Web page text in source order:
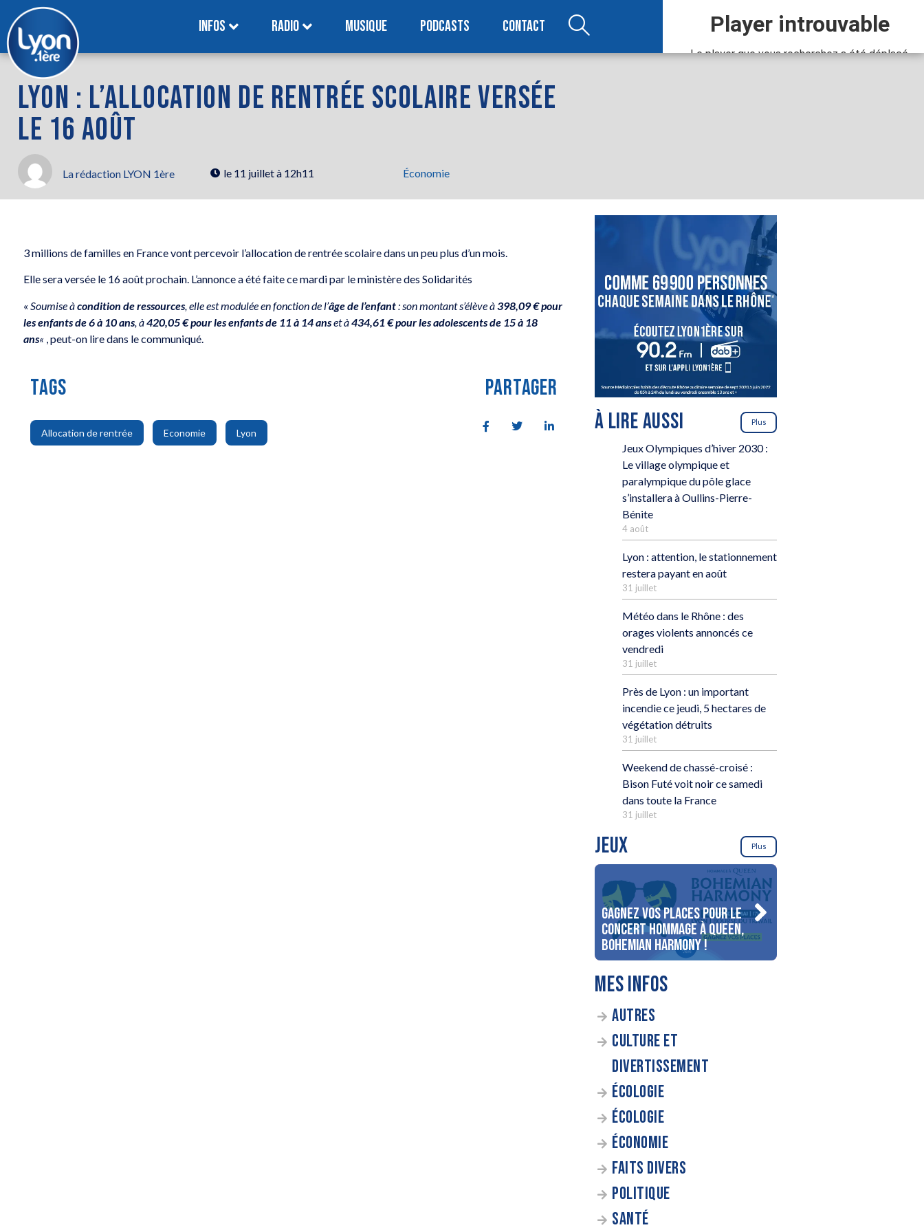
INFOS RADIO MUSIQUE PODCASTS CONTACT
LYON : L’ALLOCATION DE RENTRÉE SCOLAIRE VERSÉE
LE 16 AOÛT
La rédaction LYON 1ère le 11 juillet à 12h11 Économie
3 millions de familles en France vont percevoir l’allocation de rentrée scolaire dans un peu plus d’un mois.
Elle sera versée le 16 août prochain. L’annonce a été faite ce mardi par le ministère des Solidarités
« Soumise àcondition de ressources , elle est modulée en fonction de l’âge de l’enfant : son montant s’élève à398,09 € pour
les enfants de 6 à 10 ans , à420,05 € pour les enfants de 11 à 14 anset à434,61 € pour les adolescents de 15 à 18
ans« , peut-on lire dans le communiqué.
TAGS
Allocation de rentrée
,
Economie
,
Lyon
PARTAGER
À LIRE AUSSI
Plus
Jeux Olympiques d’hiver 2030 :
Le village olympique et
paralympique du pôle glace
s’installera à Oullins-Pierre-
Bénite
4 août
Lyon : attention, le stationnement
restera payant en août
31 juillet
Météo dans le Rhône : des
orages violents annoncés ce
vendredi
31 juillet
Près de Lyon : un important
incendie ce jeudi, 5 hectares de
végétation détruits
31 juillet
Weekend de chassé-croisé :
Bison Futé voit noir ce samedi
dans toute la France
31 juillet
JEUX Plus
Gagnez vos places pour le
concert Hommage à Queen,
Bohemian Harmony !
MES INFOS
AUTRES
CULTURE ET
DIVERTISSEMENT
ÉCOLOGIE
ÉCOLOGIE
ÉCONOMIE
FAITS DIVERS
POLITIQUE
SANTÉ